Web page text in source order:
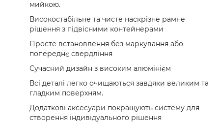
мийкою.
Високостабільне та чисте наскрізне рамне
рішення з підвісними контейнерами
Просте встановлення без маркування або
попереднє свердління
Сучасний дизайн з високим алюмінієм
Всі деталі легко очищаються завдяки великим та
гладким поверхням.
Додаткові аксесуари покращують систему для
створення індивідуального рішення